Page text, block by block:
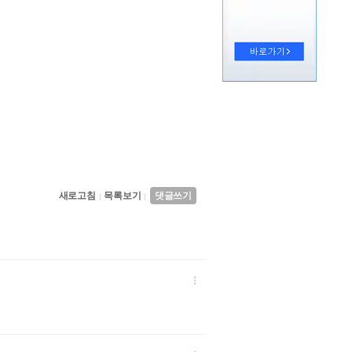
새로고침 | 목록보기 | 댓글쓰기
